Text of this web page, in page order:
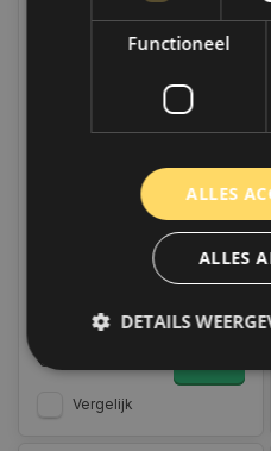
Sonic Dop torx 3/8", T10
Op voorraad verzending
binnen 1 a 2 werkdagen.
verzending. (NL & BE)
€8,95
Vergelijk
Functioneel
ALLES
ALLES
DETAILS
Strikt noodzakelijk